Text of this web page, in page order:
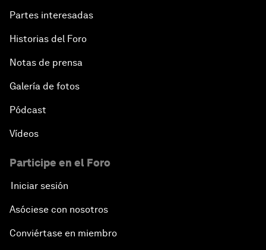
Partes interesadas
Historias del Foro
Notas de prensa
Galería de fotos
Pódcast
Vídeos
Participe en el Foro
Iniciar sesión
Asóciese con nosotros
Conviértase en miembro